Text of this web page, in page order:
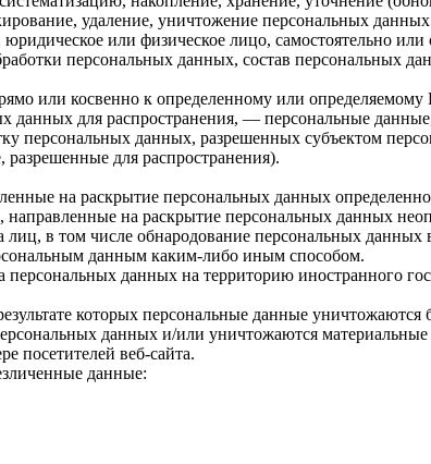
удаление, уничтожение персональных
или физическое лицо, самостоятельно
персональных данных, состав персональных
или косвенно к определенному или определяемому
для распространения, — персональные
персональных данных, разрешенных субъектом
для распространения).
на раскрытие персональных данных
на раскрытие персональных данных
в том числе обнародование персональных
данным каким-либо иным способом.
данных на территорию иностранного
которых персональные данные уничтожаются
данных и/или уничтожаются
посетителей веб-сайта.
данные: